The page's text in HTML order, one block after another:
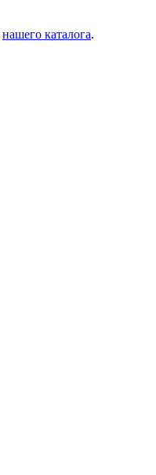
нашего каталога.